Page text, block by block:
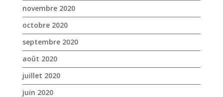
août 2020
juillet 2020
juin 2020
mai 2020
avril 2020